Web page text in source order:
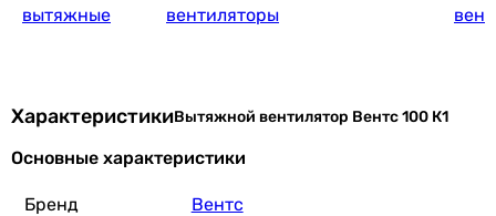
вытяжные
вентиляторы
ХарактеристикиВытяжной вентилятор Вентс 100 К1
Основные характеристики
Бренд Вентс